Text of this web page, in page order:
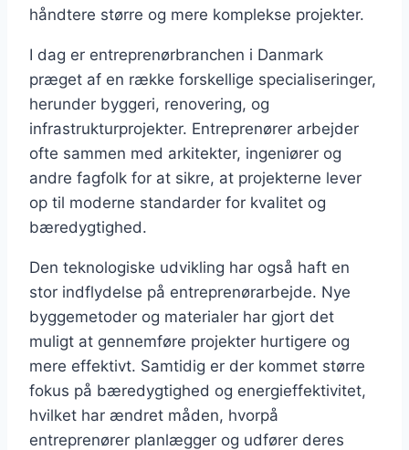
håndtere større og mere komplekse projekter.
I dag er entreprenørbranchen i Danmark
præget af en række forskellige specialiseringer,
herunder byggeri, renovering, og
infrastrukturprojekter. Entreprenører arbejder
ofte sammen med arkitekter, ingeniører og
andre fagfolk for at sikre, at projekterne lever
op til moderne standarder for kvalitet og
bæredygtighed.
Den teknologiske udvikling har også haft en
stor indflydelse på entreprenørarbejde. Nye
byggemetoder og materialer har gjort det
muligt at gennemføre projekter hurtigere og
mere effektivt. Samtidig er der kommet større
fokus på bæredygtighed og energieffektivitet,
hvilket har ændret måden, hvorpå
entreprenører planlægger og udfører deres